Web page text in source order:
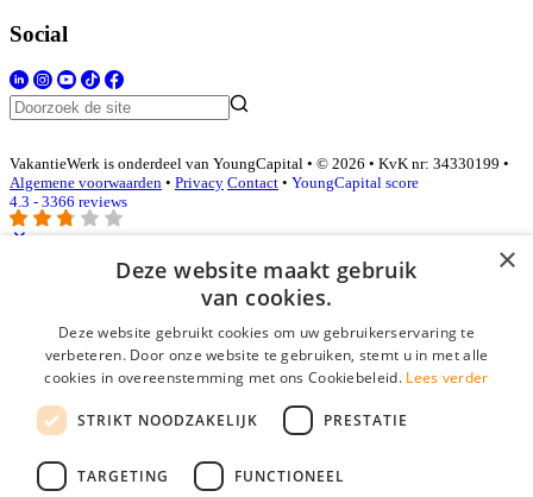
Social
VakantieWerk is onderdeel van YoungCapital • © 2026 • KvK nr: 34330199 •
Algemene voorwaarden • Privacy Contact • YoungCapital score
4.3 - 3366 reviews
Inloggen als bedrijf
E-mail*
Wachtwoord
login gegevens onthouden
login
×
Deze website maakt gebruik
van cookies.
Deze website gebruikt cookies om uw gebruikerservaring te
verbeteren. Door onze website te gebruiken, stemt u in met alle
cookies in overeenstemming met ons Cookiebeleid. Lees verder
STRIKT NOODZAKELIJK PRESTATIE
TARGETING FUNCTIONEEL